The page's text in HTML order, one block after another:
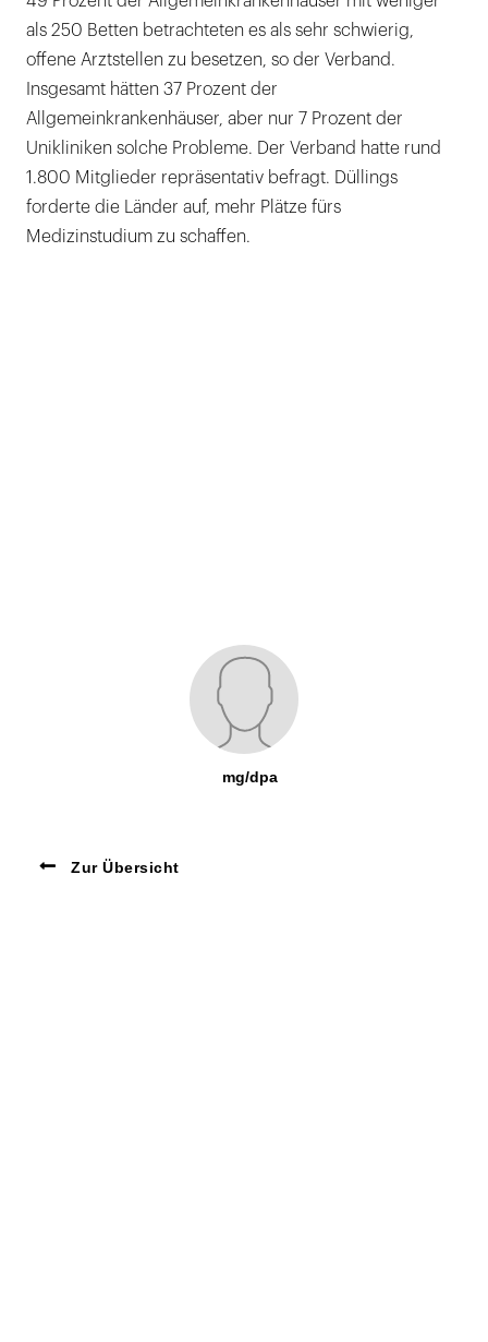
als 250 Betten betrachteten es als sehr schwierig,
offene Arztstellen zu besetzen, so der Verband.
Insgesamt hätten 37 Prozent der
Allgemeinkrankenhäuser, aber nur 7 Prozent der
Unikliniken solche Probleme. Der Verband hatte rund
1.800 Mitglieder repräsentativ befragt. Düllings
forderte die Länder auf, mehr Plätze fürs
Medizinstudium zu schaffen.
mg/dpa
Zur Übersicht